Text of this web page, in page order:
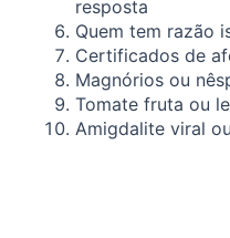
resposta
Quem tem razão
Certificados de
Magnórios ou
Tomate fruta ou
Amigdalite viral